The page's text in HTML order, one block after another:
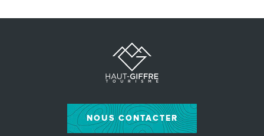
NOUS CONTACTER